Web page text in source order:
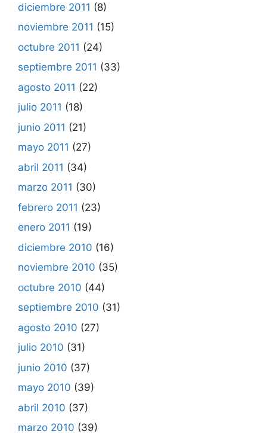
diciembre 2011 (8)
noviembre 2011 (15)
octubre 2011 (24)
septiembre 2011 (33)
agosto 2011 (22)
julio 2011 (18)
junio 2011 (21)
mayo 2011 (27)
abril 2011 (34)
marzo 2011 (30)
febrero 2011 (23)
enero 2011 (19)
diciembre 2010 (16)
noviembre 2010 (35)
octubre 2010 (44)
septiembre 2010 (31)
agosto 2010 (27)
julio 2010 (31)
junio 2010 (37)
mayo 2010 (39)
abril 2010 (37)
marzo 2010 (39)